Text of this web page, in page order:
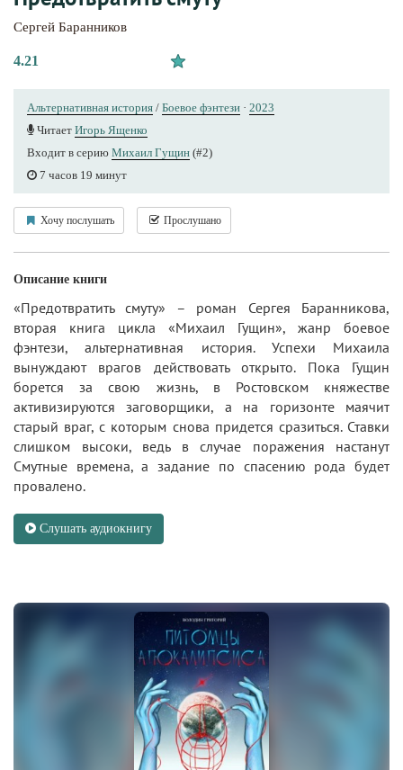
Сергей Баранников
4.21
Альтернативная история / Боевое фэнтези · 2023
Читает Игорь Ященко
Входит в серию Михаил Гущин (#2)
7 часов 19 минут
Хочу послушать Прослушано
Описание книги
«Предотвратить смуту» – роман Сергея Баранникова,
вторая книга цикла «Михаил Гущин», жанр боевое
фэнтези, альтернативная история. Успехи Михаила
вынуждают врагов действовать открыто. Пока Гущин
борется за свою жизнь, в Ростовском княжестве
активизируются заговорщики, а на горизонте маячит
старый враг, с которым снова придется сразиться. Ставки
слишком высоки, ведь в случае поражения настанут
Смутные времена, а задание по спасению рода будет
провалено.
Слушать аудиокнигу